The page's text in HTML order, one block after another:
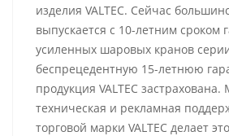
изделия VALTEC. Сейчас
выпускается с 10-летним сроком
усиленных шаровых кранов серии
беспрецедентную 15-летнюю
продукция VALTEC
техническая и рекламная
торговой марки VALTEC делает